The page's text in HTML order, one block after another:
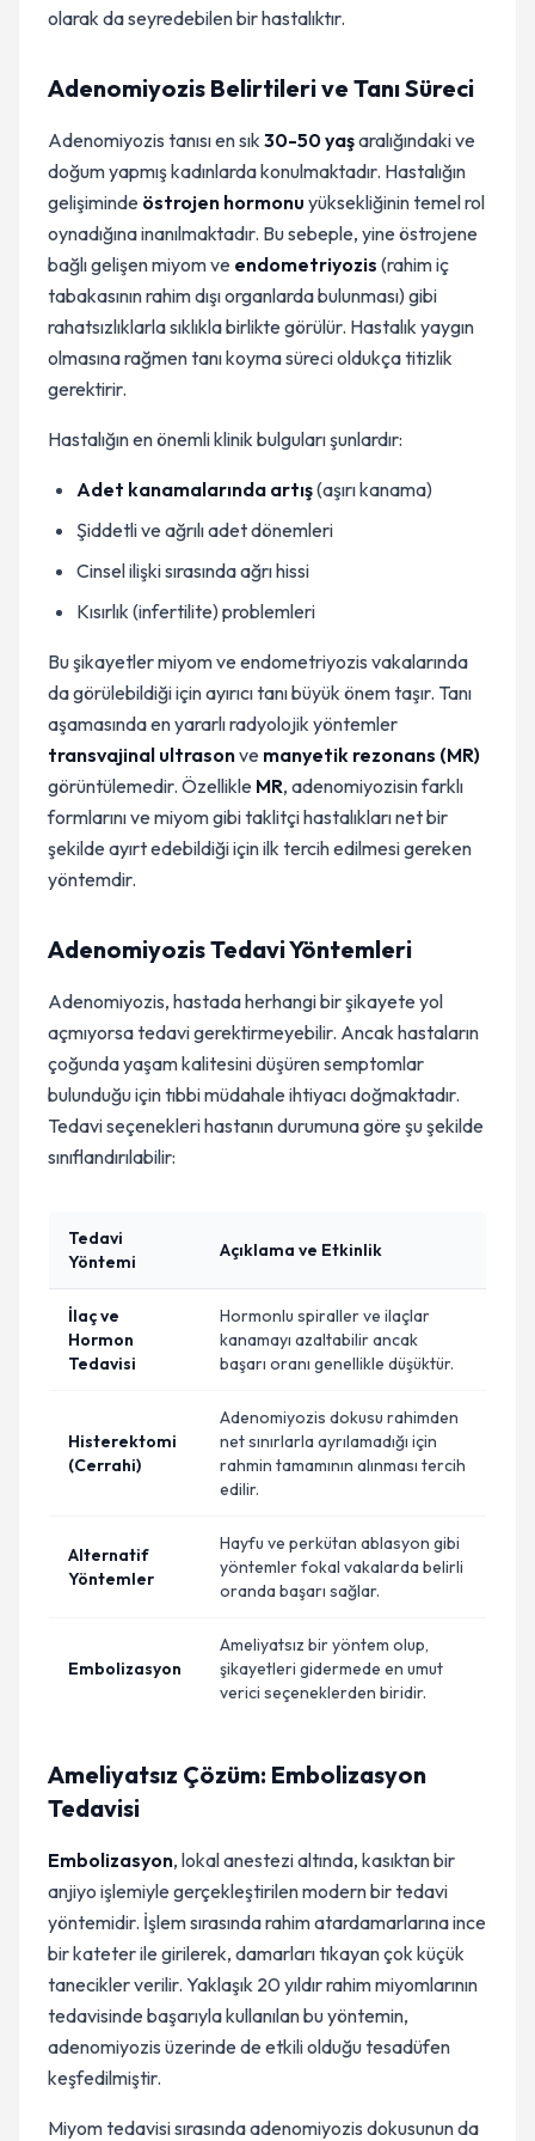
olarak da seyredebilen bir hastalıktır.
Adenomiyozis Belirtileri ve Tanı Süreci
Adenomiyozis tanısı en sık 30-50 yaşaralığındaki ve
doğum yapmış kadınlarda konulmaktadır. Hastalığın
gelişiminde östrojen hormonu yüksekliğinin temel rol
oynadığına inanılmaktadır. Bu sebeple, yine östrojene
bağlı gelişen miyom ve endometriyozis (rahim iç
tabakasının rahim dışı organlarda bulunması) gibi
rahatsızlıklarla sıklıkla birlikte görülür. Hastalık yaygın
olmasına rağmen tanı koyma süreci oldukça titizlik
gerektirir.
Hastalığın en önemli klinik bulguları şunlardır:
Adet kanamalarında artış(aşırı kanama)
Şiddetli ve ağrılı adet dönemleri
Cinsel ilişki sırasında ağrı hissi
Kısırlık (infertilite) problemleri
Bu şikayetler miyom ve endometriyozis vakalarında
da görülebildiği için ayırıcı tanı büyük önem taşır. Tanı
aşamasında en yararlı radyolojik yöntemler
transvajinal ultrasonve manyetik rezonans (MR)
görüntülemedir. Özellikle MR, adenomiyozisin farklı
formlarını ve miyom gibi taklitçi hastalıkları net bir
şekilde ayırt edebildiği için ilk tercih edilmesi gereken
yöntemdir.
Adenomiyozis Tedavi Yöntemleri
Adenomiyozis, hastada herhangi bir şikayete yol
açmıyorsa tedavi gerektirmeyebilir. Ancak hastaların
çoğunda yaşam kalitesini düşüren semptomlar
bulunduğu için tıbbi müdahale ihtiyacı doğmaktadır.
Tedavi seçenekleri hastanın durumuna göre şu şekilde
sınıflandırılabilir:
Tedavi
Yöntemi
Açıklama ve Etkinlik
İlaç ve
Hormon
Tedavisi
Hormonlu spiraller ve ilaçlar
kanamayı azaltabilir ancak
başarı oranı genellikle düşüktür.
Histerektomi
(Cerrahi)
Adenomiyozis dokusu rahimden
net sınırlarla ayrılamadığı için
rahmin tamamının alınması tercih
edilir.
Alternatif
Yöntemler
Hayfu ve perkütan ablasyon gibi
yöntemler fokal vakalarda belirli
oranda başarı sağlar.
Embolizasyon
Ameliyatsız bir yöntem olup,
şikayetleri gidermede en umut
verici seçeneklerden biridir.
Ameliyatsız Çözüm: Embolizasyon
Tedavisi
Embolizasyon, lokal anestezi altında, kasıktan bir
anjiyo işlemiyle gerçekleştirilen modern bir tedavi
yöntemidir. İşlem sırasında rahim atardamarlarına ince
bir kateter ile girilerek, damarları tıkayan çok küçük
tanecikler verilir. Yaklaşık 20 yıldır rahim miyomlarının
tedavisinde başarıyla kullanılan bu yöntemin,
adenomiyozis üzerinde de etkili olduğu tesadüfen
keşfedilmiştir.
Miyom tedavisi sırasında adenomiyozis dokusunun da